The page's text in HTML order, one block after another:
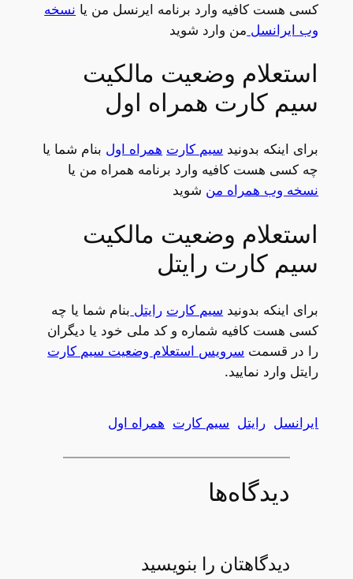
کسی هست کافیه وارد برنامه ایرنسل من یا نسخه
وب ایرانسل من وارد شوید
استعلام وضعیت مالکیت
سیم کارت همراه اول
برای اینکه بدونید سیم کارت همراه اول بنام شما یا
چه کسی هست کافیه وارد برنامه همراه من یا
نسخه وب همراه من شوید
استعلام وضعیت مالکیت
سیم کارت رایتل
برای اینکه بدونید سیم کارت رایتل بنام شما یا چه
کسی هست کافیه شماره و کد ملی خود یا دیگران
را در قسمت سرویس استعلام وضعیت سیم کارت
رایتل وارد نمایید.
ایرانسل رایتل سیم کارت همراه اول
دیدگاه‌ها
دیدگاهتان را بنویسید